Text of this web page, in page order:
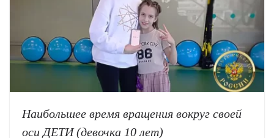
Наибольшее время вращения вокруг своей
оси ДЕТИ (девочка 10 лет)